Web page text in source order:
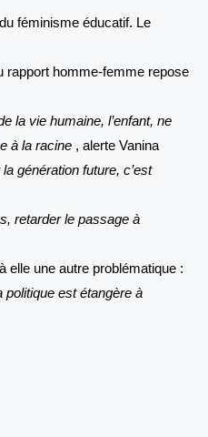
féminisme éducatif. Le
rapport homme-femme repose
la vie humaine, l’enfant, ne
à la racine , alerte Vanina
génération future, c’est
retarder le passage à
elle une autre problématique :
politique est étangère à